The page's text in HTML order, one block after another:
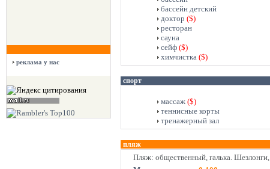
реклама у нас
бассейн детский
доктор ($)
ресторан
сауна
сейф ($)
химчистка ($)
спорт
массаж ($)
теннисные корты
тренажерный зал
пляж
Пляж: общественный, галька.